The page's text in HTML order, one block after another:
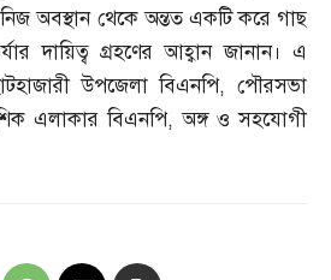
অবস্থান থেকে অন্তত একটি করে গাছ
দায়িত্ব গ্রহণের আহ্বান জানান। এ
উপজেলা বিএনপি,পৌরসভা
এলাকার বিএনপি,অঙ্গ ও সহযোগী